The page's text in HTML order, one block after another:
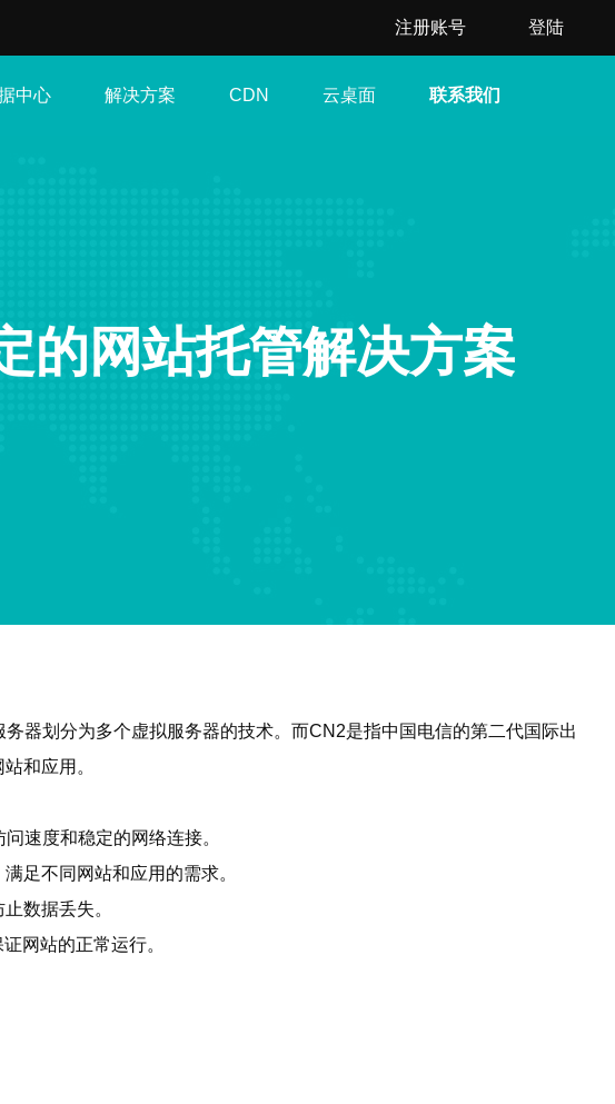
注册账号 登陆
中心 解决方案 CDN 云桌面 联系我们
的网站托管解决方案
器划分为多个虚拟服务器的技术。而CN2是指中国电信的第二代国际出
和应用。
速度和稳定的网络连接。
足不同网站和应用的需求。
数据丢失。
网站的正常运行。